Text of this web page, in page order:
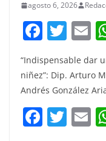
agosto 6, 2026
F
c
e
b
o
T
w
itt
er
E
ai
l
“Indispensable dar
niñez”: Dip. Arturo
Andrés González
F T E